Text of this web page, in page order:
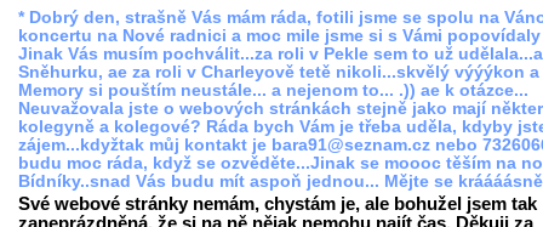
* Dobrý den, strašně Vás mám ráda, fotili jsme se spolu na
koncertu na Nové radnici a moc mile jsme si s Vámi
Jinak Vás musím pochválit...za roli v Pekle sem to už
Sněhurku, ae za roli v Charleyově tetě nikoli...skvělý výýýkon a
Memory si pouštím neustále... a nejenom to... .)) ae k otázce...
Neuvažovala jste o webových stránkách stejně jako mají
kolegyně a kolegové? Ráda bych Vám je třeba uděla, kdyby
zájem...kdyžtak můj kontakt je bara91@seznam.cz nebo
budu moc ráda, když se ozvěděte...Jinak se moooc těším na
Bídníky..snad Vás budu mít aspoň jednou... Mějte se
Své webové stránky nemám, chystám je, ale bohužel jsem tak